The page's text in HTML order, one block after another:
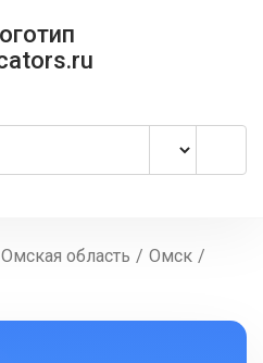
Омская область / Омск /